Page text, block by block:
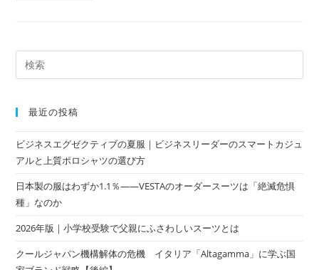
最近の投稿
ビジネスエグゼクティブの夏服｜ビジネスリーダーのスマートカジュ
アルと上質ポロシャツの選び方
日本製の服はわずか1.1％——VESTAのオーダースーツは「絶滅危惧
種」なのか
2026年版｜小学校受験で父親にふさわしいスーツとは
クールジャパン機構解体の危機 イタリア「Altagamma」に学ぶ国